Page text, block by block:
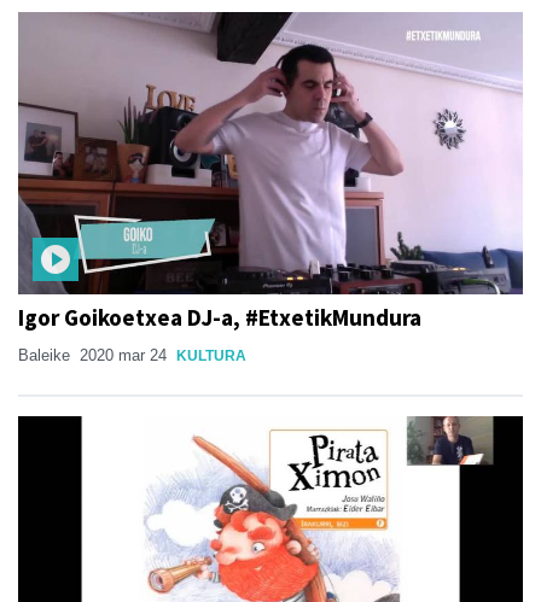
Igor Goikoetxea DJ-a, #EtxetikMundura
Baleike 2020 mar 24 KULTURA